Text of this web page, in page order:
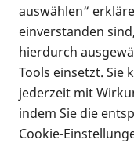
Infomaterial
Infomaterial
auswählen“
einverstanden
hierdurch
Tools einsetzt. Sie
jederzeit mit
indem Sie die
Cookie-